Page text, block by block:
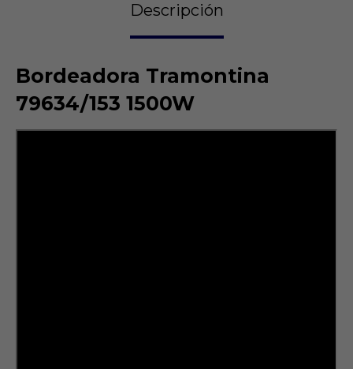
Descripción
Bordeadora Tramontina
79634/153 1500W